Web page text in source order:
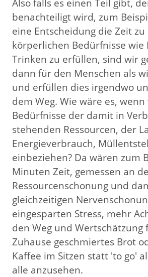
Also falls es einen Teil gibt,
benachteiligt wird, zum
eine Entscheidung die Zeit
körperlichen Bedürfnisse wie
Trinken zu erfüllen, sind wir
dann für den Menschen als
und erfüllen dies irgendwo
dem Weg. Wie wäre es,
Bedürfnisse der damit in
stehenden Ressourcen, der
Energieverbrauch,
einbeziehen? Da wären zum
Minuten Zeit, gemessen an
Ressourcenschonung und
gleichzeitigen
eingesparten Stress, mehr
den Weg und Wertschätzung
Zuhause geschmiertes Brot
Kaffee im Sitzen statt 'to go'
alle anzusehen.